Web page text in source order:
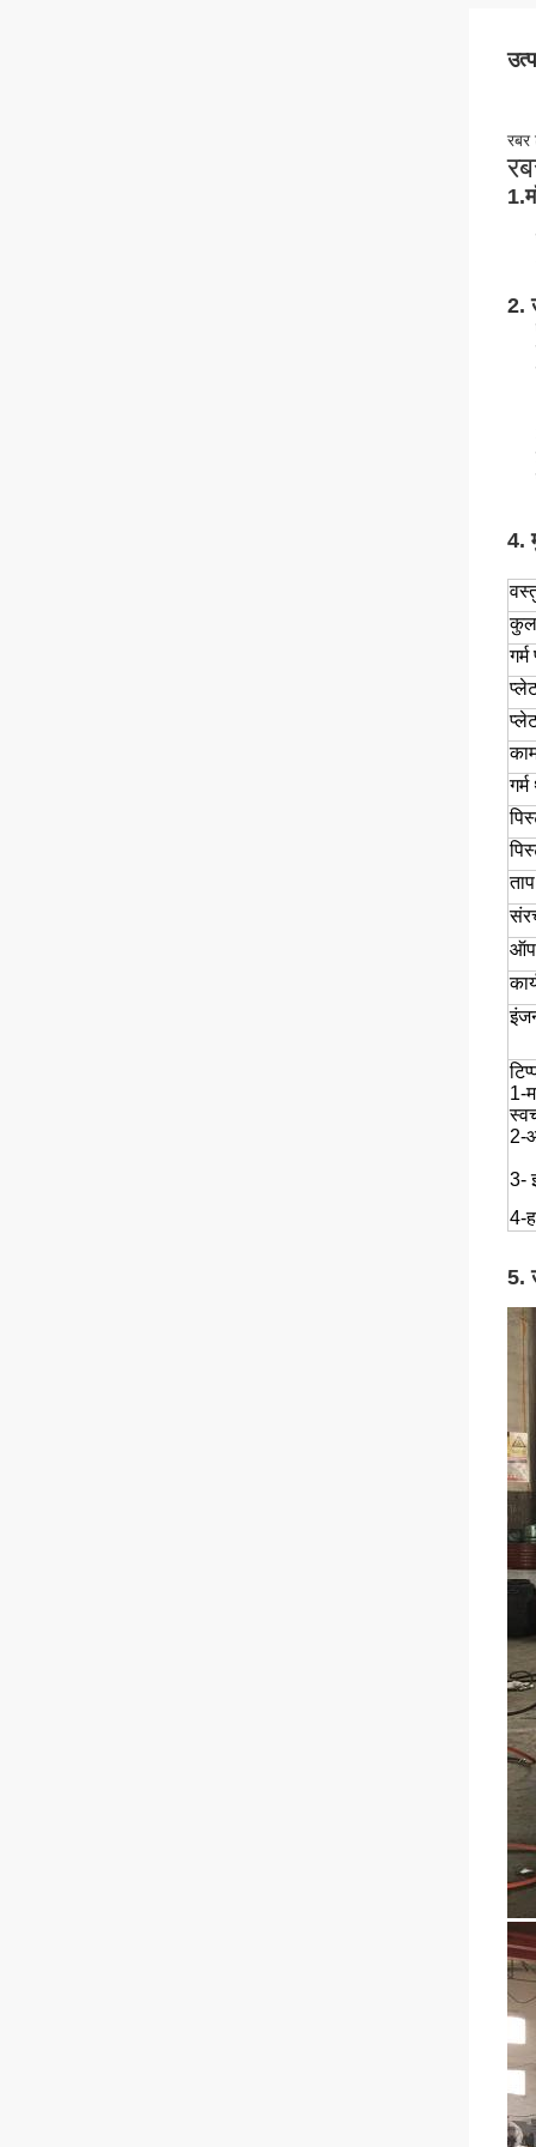
रबर
1.
2.
4.
कुल
1-
2-
3-
4-
5.